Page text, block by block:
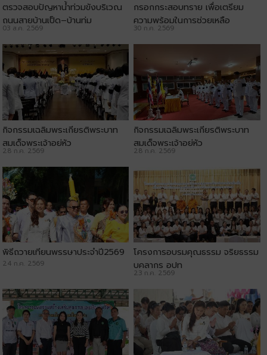
ตรวจสอบปัญหาน้ำท่วมขังบริเวณ
ถนนสายบ้านเป็ด–บ้านทุ่ม
03 ส.ค. 2569
กรอกกระสอบทราย เพื่อเตรียม
ความพร้อมในการช่วยเหลือ
ประชาชน
30 ก.ค. 2569
กิจกรรมเฉลิมพระเกียรติพระบาท
สมเด็จพระเจ้าอยู่หัว
28 ก.ค. 2569
กิจกรรมเฉลิมพระเกียรติพระบาท
สมเด็จพระเจ้าอยู่หัว
28 ก.ค. 2569
พิธีถวายเทียนพรรษาประจำปี2569
24 ก.ค. 2569
โครงการอบรมคุณธรรม จริยธรรม
บุคลากร อปท
23 ก.ค. 2569